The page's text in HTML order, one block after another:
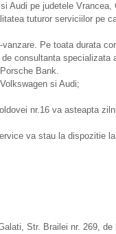
Audi pe judetele Vrancea,
tuturor serviciilor pe
Pe toata durata
consultanta specializata
Bank.
si Audi;
nr.16 va asteapta
va stau la dispozitie la
Str. Brailei nr. 269, de